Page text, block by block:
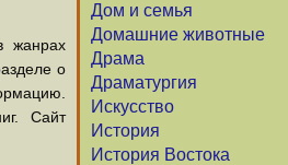
Дом и семья
Домашние животные
Драма
Драматургия
Искусство
История
История Востока
жанрах
о
Сайт